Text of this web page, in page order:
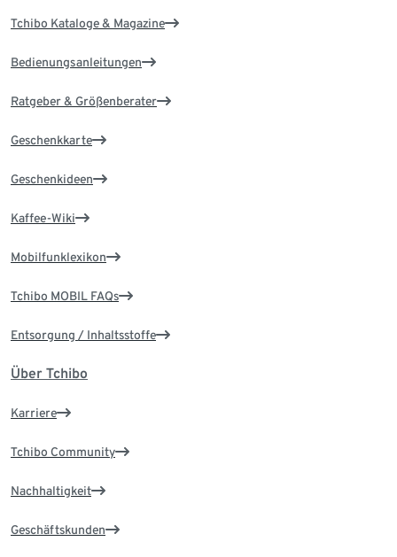
Tchibo Kataloge & Magazine
Bedienungsanleitungen
Ratgeber & Größenberater
Geschenkkarte
Geschenkideen
Kaffee-Wiki
Mobilfunklexikon
Tchibo MOBIL FAQs
Entsorgung / Inhaltsstoffe
Über Tchibo
Karriere
Tchibo Community
Nachhaltigkeit
Geschäftskunden